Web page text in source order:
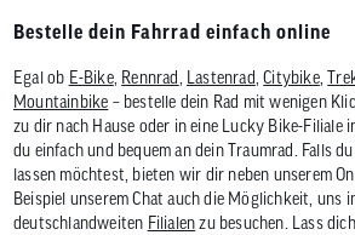
Bestelle dein Fahrrad einfach online
Egal ob E-Bike, Rennrad, Lastenrad,Citybike,
Mountainbike – bestelle dein Rad mit wenigen
zu dir nach Hause oder in eine Lucky Bike-Filiale
du einfach und bequem an dein Traumrad. Falls
lassen möchtest, bieten wir dir neben unserem
Beispiel unserem Chat auch die Möglichkeit, uns
deutschlandweiten Filialenzu besuchen. Lass